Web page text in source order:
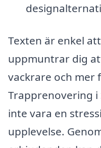
Texten är enkel
uppmuntrar dig
vackrare och mer
Trapprenovering i
inte vara en
upplevelse.